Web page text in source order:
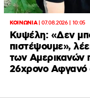
ΚΟΙΝΩΝΙΑ|07.08.2026 | 10:05
Κυψέλη: «Δεν
πιστέψουμε»,
των Αμερικανών
26χρονο